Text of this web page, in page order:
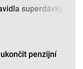
superdávky
penzijní